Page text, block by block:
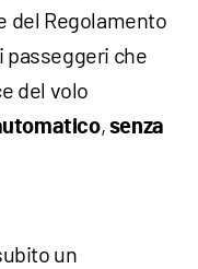
del Regolamento
passeggeri che
del volo
, senza
un